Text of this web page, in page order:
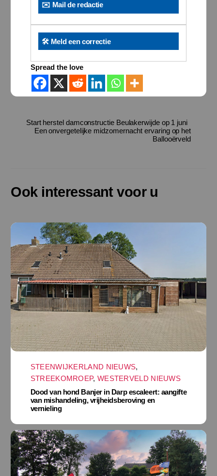
✉️ Mail de redactie
🛠️ Meld een correctie
Spread the love
Start herstel damconstructie Beulakerwijde op 1 juni
Een onvergetelijke midzomernacht ervaring op het
Ballooërveld
Ook interessant voor u
STEENWIJKERLAND NIEUWS,
STREEKOMROEP, WESTERVELD NIEUWS
Dood van hond Banjer in Darp escaleert: aangifte
van mishandeling, vrijheidsberoving en
vernieling